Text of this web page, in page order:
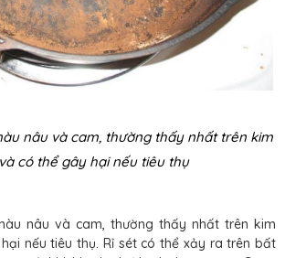
nâu và cam, thường thấy nhất trên kim
có thể gây hại nếu tiêu thụ
nâu và cam, thường thấy nhất trên kim
nếu tiêu thụ. Rỉ sét có thể xảy ra trên bất